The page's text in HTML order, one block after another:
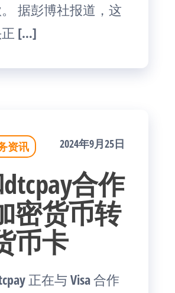
据彭博社报道，这
正 […]
资讯 2024年9月25日
合作
密货币转
币卡
正在与 Visa 合作